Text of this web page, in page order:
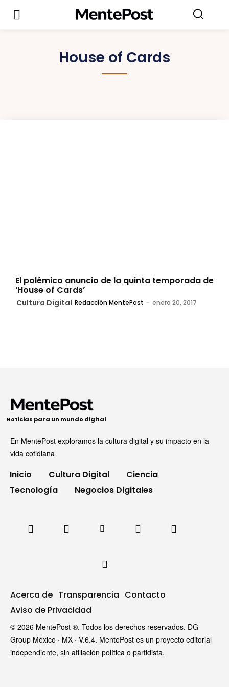
House of Cards
El polémico anuncio de la quinta temporada de
‘House of Cards’
Cultura Digital Redacción MentePost - enero 20, 2017
Noticias para un mundo digital
En MentePost exploramos la cultura digital y su impacto en la
vida cotidiana
Inicio Cultura Digital
Ciencia
Tecnología
Negocios Digitales
Acerca de Transparencia Contacto
Aviso de Privacidad
© 2026 MentePost ®. Todos los derechos reservados. DG
Group México · MX · V.6.4. MentePost es un proyecto editorial
independiente, sin afiliación política o partidista.